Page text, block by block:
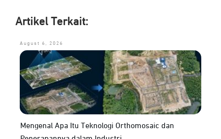
Artikel Terkait:
August 6, 2026
Mengenal Apa Itu Teknologi Orthomosaic dan